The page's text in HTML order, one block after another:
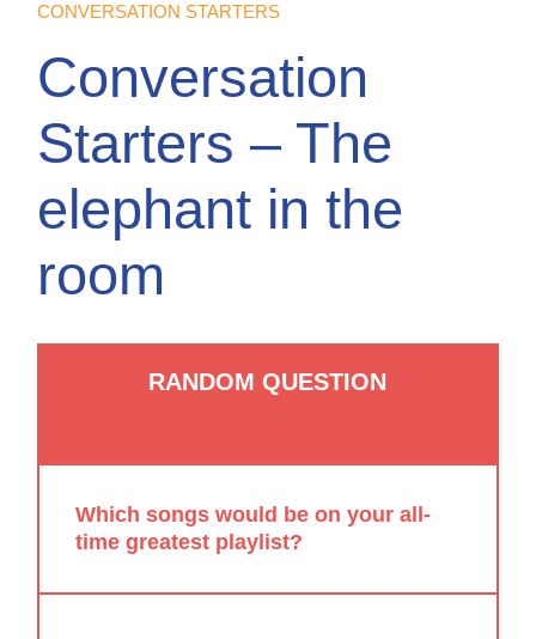
CONVERSATION STARTERS
Conversation
Starters – The
elephant in the
room
RANDOM QUESTION
Which songs would be on your all-
time greatest playlist?